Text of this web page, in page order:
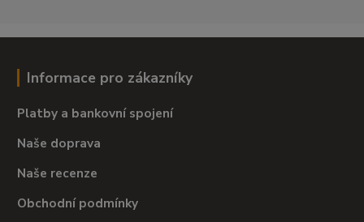
Informace pro zákazníky
Platby a bankovní spojení
Naše doprava
Naše recenze
Obchodní podmínky